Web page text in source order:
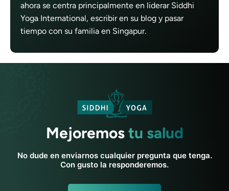
ahora se centra principalmente en liderar Siddhi
Yoga International, escribir en su blog y pasar
tiempo con su familia en Singapur.
Mejoremostu salud
No dude en enviarnos cualquier pregunta que tenga.
Con gusto la responderemos.